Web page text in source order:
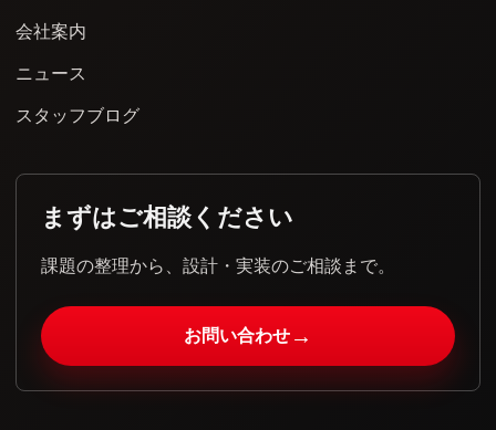
会社案内
ニュース
スタッフブログ
まずはご相談ください
課題の整理から、設計・実装のご相談まで。
お問い合わせ →